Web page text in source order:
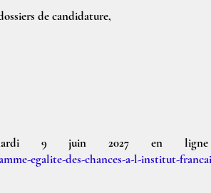
de candidature,
mardi 9 juin 2027 en
egalite-des-chances-a-l-institut-